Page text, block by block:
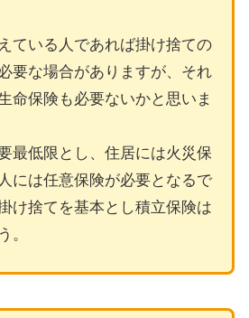
ている人であれば掛け捨ての
要な場合がありますが、それ
命保険も必要ないかと思いま
最低限とし、住居には火災保
には任意保険が必要となるで
け捨てを基本とし積立保険は
。